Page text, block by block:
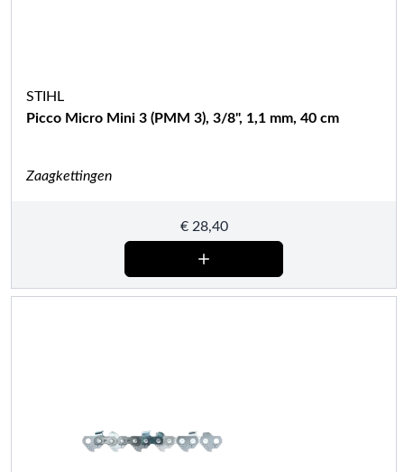
STIHL
Picco Micro Mini 3 (PMM 3), 3/8", 1,1 mm, 40 cm
Zaagkettingen
€28,40